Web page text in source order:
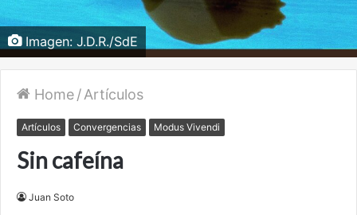
Imagen: J.D.R./SdE
Home/Artículos
Artículos Convergencias Modus Vivendi
Sin cafeína
Juan Soto